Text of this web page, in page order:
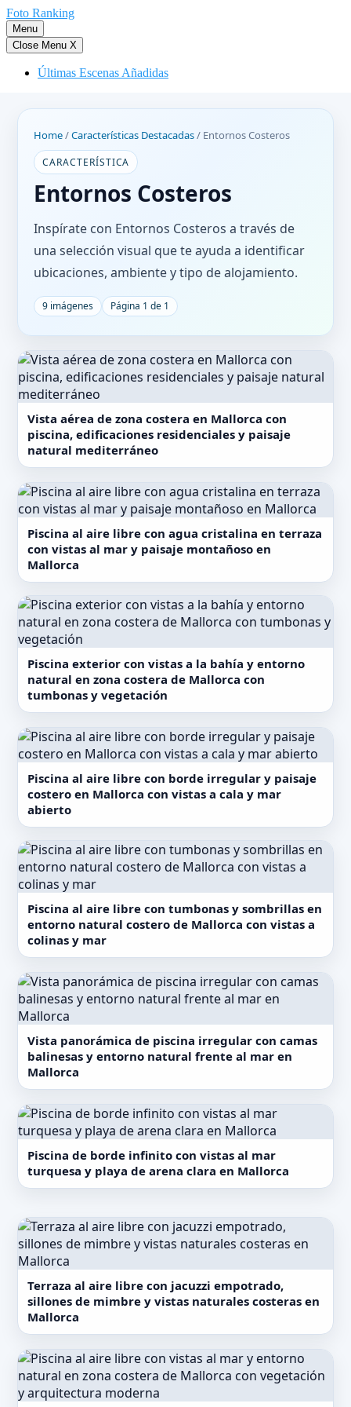
Saltar
al
contenido
Foto Ranking
Menu
Close Menu X
Últimas Escenas Añadidas
Home/Características Destacadas/ Entornos Costeros
CARACTERÍSTICA
Entornos Costeros
Inspírate con Entornos Costeros a través de
una selección visual que te ayuda a identificar
ubicaciones, ambiente y tipo de alojamiento.
9 imágenes Página 1 de 1
Vista aérea de zona costera en Mallorca con
piscina, edificaciones residenciales y paisaje
natural mediterráneo
Piscina al aire libre con agua cristalina en terraza
con vistas al mar y paisaje montañoso en
Mallorca
Piscina exterior con vistas a la bahía y entorno
natural en zona costera de Mallorca con
tumbonas y vegetación
Piscina al aire libre con borde irregular y paisaje
costero en Mallorca con vistas a cala y mar
abierto
Piscina al aire libre con tumbonas y sombrillas en
entorno natural costero de Mallorca con vistas a
colinas y mar
Vista panorámica de piscina irregular con camas
balinesas y entorno natural frente al mar en
Mallorca
Piscina de borde infinito con vistas al mar
turquesa y playa de arena clara en Mallorca
Terraza al aire libre con jacuzzi empotrado,
sillones de mimbre y vistas naturales costeras en
Mallorca